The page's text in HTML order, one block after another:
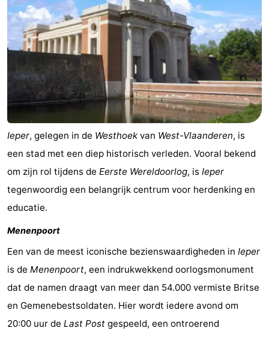
West-
Vlaanderen
Gent
Kust
-
Natuur
Het
-
Knokke-
-
Blankenberge
-
Wenduine
-
De
Haan
-
Bredene
-
Ieper, gelegen in de Westhoek van West-Vlaanderen, is
een stad met een diep historisch verleden. Vooral bekend
om zijn rol tijdens de Eerste Wereldoorlog, is Ieper
tegenwoordig een belangrijk centrum voor herdenking en
educatie.
Menenpoort
Een van de meest iconische bezienswaardigheden in Ieper
is de Menenpoort, een indrukwekkend oorlogsmonument
dat de namen draagt van meer dan 54.000 vermiste Britse
en Gemenebestsoldaten. Hier wordt iedere avond om
20:00 uur de Last Post gespeeld, een ontroerend